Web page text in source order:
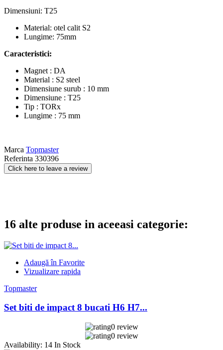
Dimensiuni: T25
Material: otel calit S2
Lungime: 75mm
Caracteristici:
Magnet : DA
Material : S2 steel
Dimensiune surub : 10 mm
Dimensiune : T25
Tip : TORx
Lungime : 75 mm
Marca Topmaster
Referinta 330396
Click here to leave a review
16 alte produse in aceeasi categorie:
Adaugă în Favorite
Vizualizare rapida
Topmaster
Set biti de impact 8 bucati H6 H7...
0 review
0 review
Availability: 14 In Stock